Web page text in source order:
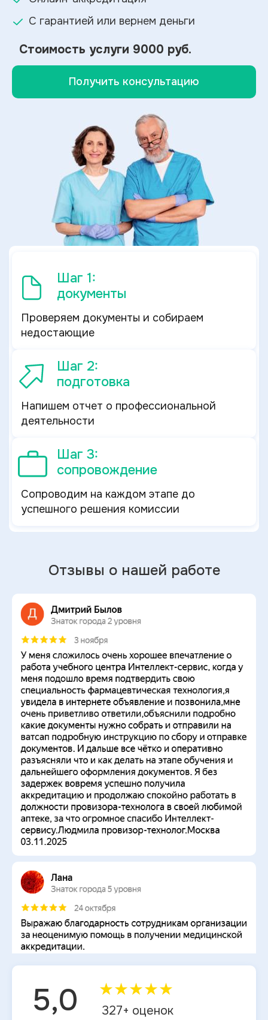
С гарантией или вернем деньги
Стоимость услуги 9000 руб.
Получить консультацию
Шаг 1:
документы
Проверяем документы и собираем
недостающие
Шаг 2:
подготовка
Напишем отчет о профессиональной
деятельности
Шаг 3:
сопровождение
Сопроводим на каждом этапе до
успешного решения комиссии
Отзывы о нашей работе
5,0 ★★★★★
327+ оценок